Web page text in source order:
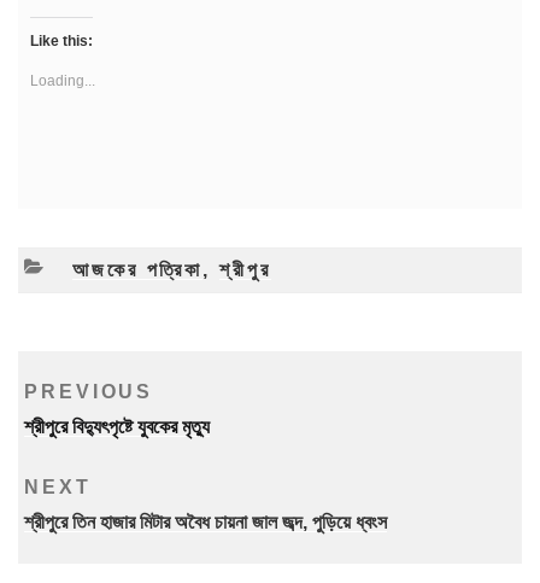
Like this:
Loading...
CATEGORIES
আজকের পত্রিকা,শ্রীপুর
Post
navigation
Previous
Post
PREVIOUS
শ্রীপুরে বিদ্যুৎপৃষ্টে যুবকের মৃত্যু
Next
Post
NEXT
শ্রীপুরে তিন হাজার মিটার অবৈধ চায়না জাল জব্দ, পুড়িয়ে ধ্বংস